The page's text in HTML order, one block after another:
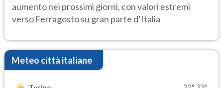
aumento nei prossimi giorni, con valori estremi
verso Ferragosto su gran parte d’Italia
Meteo città italiane